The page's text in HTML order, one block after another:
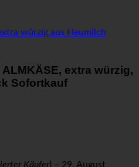
würzig aus Heumilch
ALMKÄSE, extra würzig,
Sofortkauf
Käufer) – 29. August